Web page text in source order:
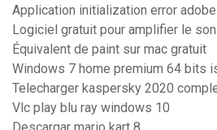
Application initialization error
Logiciel gratuit pour amplifier le
Équivalent de paint sur mac gratuit
Windows 7 home premium 64 bits
Telecharger kaspersky 2020
Vlc play blu ray windows 10